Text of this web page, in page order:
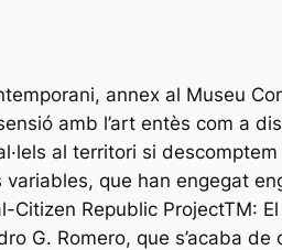
annex al Museu
amb l’art entès com a
al territori si descomptem
que han engegat
Republic ProjectTM:
G. Romero, que s’acaba de